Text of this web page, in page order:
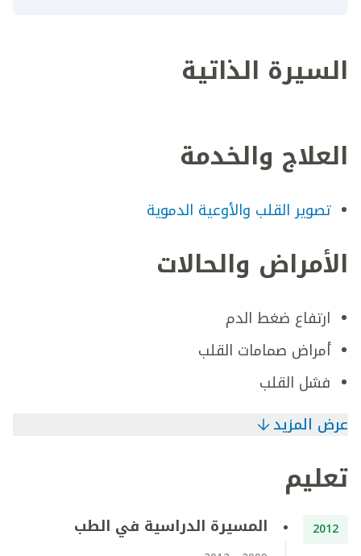
السيرة الذاتية
العلاج والخدمة
تصوير القلب والأوعية الدموية
الأمراض والحالات
ارتفاع ضغط الدم
أمراض صمامات القلب
فشل القلب
عرض المزيد
تعليم
2012 المسيرة الدراسية في الطب